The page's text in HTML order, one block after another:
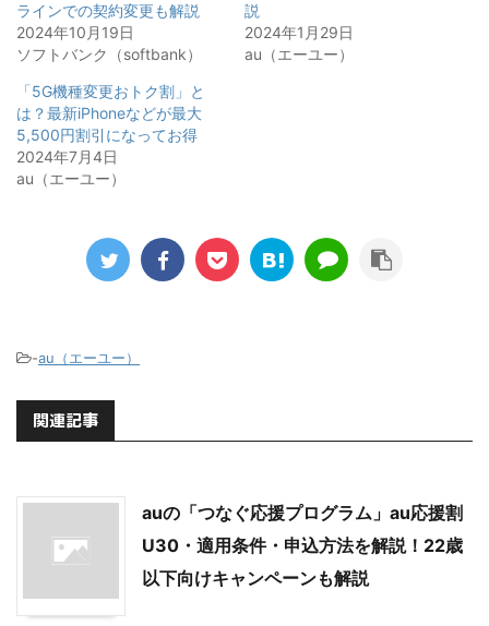
ラインでの契約変更も解説
2024年10月19日
ソフトバンク（softbank）
説
2024年1月29日
au（エーユー）
「5G機種変更おトク割」と
は？最新iPhoneなどが最大
5,500円割引になってお得
2024年7月4日
au（エーユー）
-au（エーユー）
関連記事
auの「つなぐ応援プログラム」au応援割
U30・適用条件・申込方法を解説！22歳
以下向けキャンペーンも解説